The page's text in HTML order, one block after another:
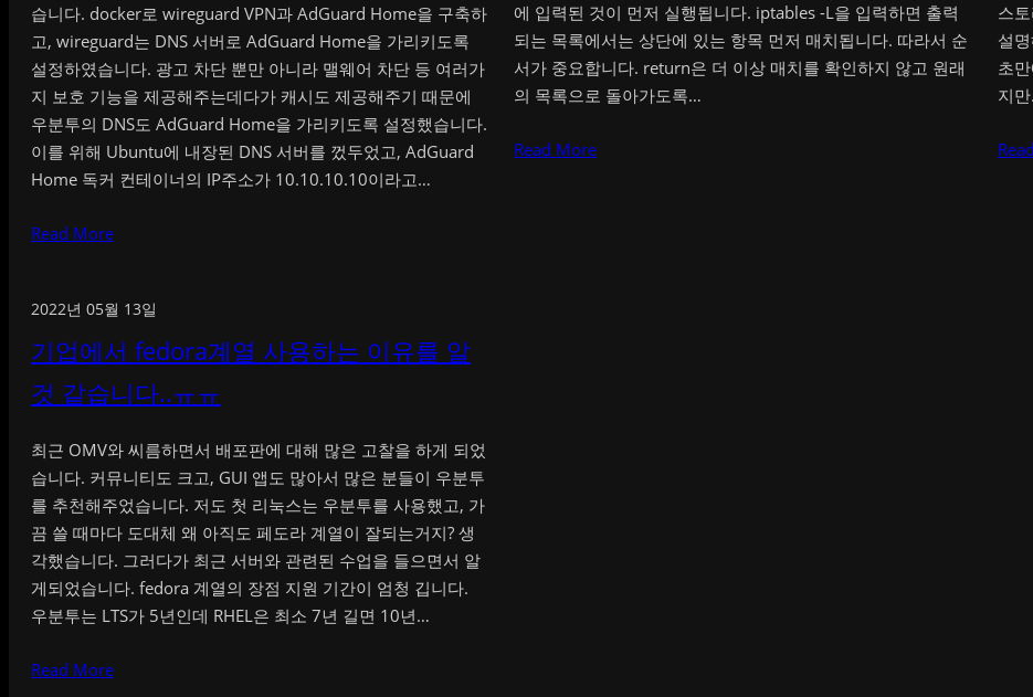
습니다. docker로 wireguard VPN과 AdGuard Home을 구축하
고, wireguard는 DNS 서버로 AdGuard Home을 가리키도록
설정하였습니다. 광고 차단 뿐만 아니라 맬웨어 차단 등 여러가
지 보호 기능을 제공해주는데다가 캐시도 제공해주기 때문에
우분투의 DNS도 AdGuard Home을 가리키도록 설정했습니다.
이를 위해 Ubuntu에 내장된 DNS 서버를 껐두었고, AdGuard
Home 독커 컨테이너의 IP주소가 10.10.10.10이라고…
Read More
에 입력된 것이 먼저 실행됩니다. iptables -L을 입력하면 출력
되는 목록에서는 상단에 있는 항목 먼저 매치됩니다. 따라서 순
서가 중요합니다. return은 더 이상 매치를 확인하지 않고 원래
의 목록으로 돌아가도록…
Read More
스
설
초
지
2022년 05월 13일
기업에서 fedora계열 사용하는 이유를 알
것 같습니다..ㅠㅠ
최근 OMV와 씨름하면서 배포판에 대해 많은 고찰을 하게 되었
습니다. 커뮤니티도 크고, GUI 앱도 많아서 많은 분들이 우분투
를 추천해주었습니다. 저도 첫 리눅스는 우분투를 사용했고, 가
끔 쓸 때마다 도대체 왜 아직도 페도라 계열이 잘되는거지? 생
각했습니다. 그러다가 최근 서버와 관련된 수업을 들으면서 알
게되었습니다. fedora 계열의 장점 지원 기간이 엄청 깁니다.
우분투는 LTS가 5년인데 RHEL은 최소 7년 길면 10년…
Read More